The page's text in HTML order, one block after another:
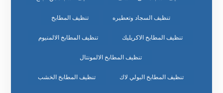
تنظيف السجاد وتعطيره تنظيف المطابخ
تنظيف المطابخ الاكريليك تنظيف المطابخ الالمنيوم
تنظيف المطابخ الالمونتال
تنظيف المطابخ البولي لاك تنظيف المطابخ الخشب